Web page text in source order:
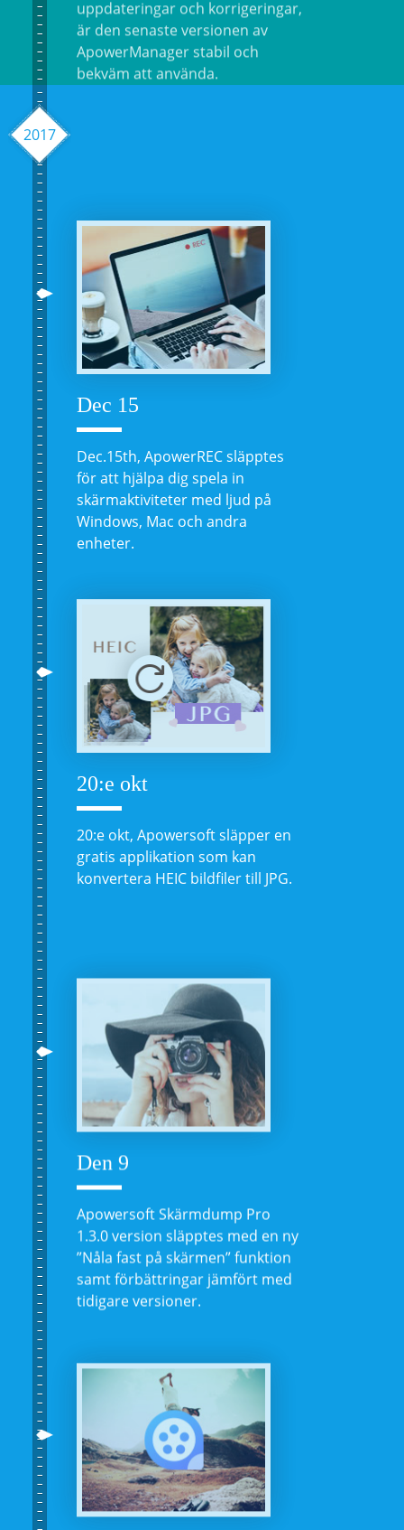
bekväm att använda.
2017
Dec 15
Dec.15th, ApowerREC släpptes
för att hjälpa dig spela in
skärmaktiviteter med ljud på
Windows, Mac och andra
enheter.
20:e okt
20:e okt, Apowersoft släpper en
gratis applikation som kan
konvertera HEIC bildfiler till JPG.
Den 9
Apowersoft Skärmdump Pro
1.3.0 version släpptes med en ny
”Nåla fast på skärmen” funktion
samt förbättringar jämfört med
tidigare versioner.